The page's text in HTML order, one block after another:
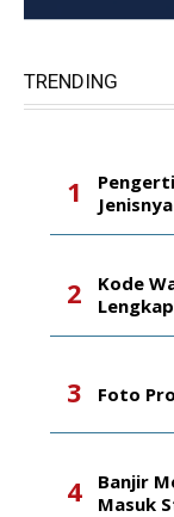
TRENDING
Jenisnya
Kode
Foto
Banjir
Masuk